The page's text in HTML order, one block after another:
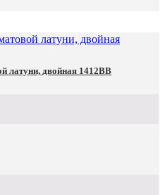
латуни, двойная 1412BB